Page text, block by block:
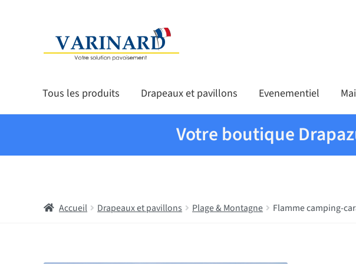
Aller à la navigation
Aller au contenu
Tous les produits Drapeaux et pavillons Evenementiel
Votre boutique
Accueil Drapeaux et pavillons Plage & Montagne Flamme camping-